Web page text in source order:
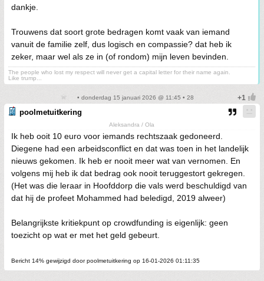
dankje.
Trouwens dat soort grote bedragen komt vaak van iemand
vanuit de familie zelf, dus logisch en compassie? dat heb ik
zeker, maar wel als ze in (of rondom) mijn leven bevinden.
The people who lost my respect will never get a capital letter for their name again.
Like trump...
• donderdag 15 januari 2026 @ 11:45 • 28
poolmetuitkering
Aleksandra / Ola
Ik heb ooit 10 euro voor iemands rechtszaak gedoneerd.
Diegene had een arbeidsconflict en dat was toen in het landelijk
nieuws gekomen. Ik heb er nooit meer wat van vernomen. En
volgens mij heb ik dat bedrag ook nooit teruggestort gekregen.
(Het was die leraar in Hoofddorp die vals werd beschuldigd van
dat hij de profeet Mohammed had beledigd, 2019 alweer)
Belangrijkste kritiekpunt op crowdfunding is eigenlijk: geen
toezicht op wat er met het geld gebeurt.
Bericht 14% gewijzigd door poolmetuitkering op 16-01-2026 01:11:35